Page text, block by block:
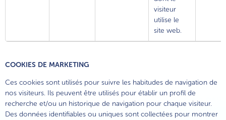
visiteur
utilise le
site web.
COOKIES DE MARKETING
Ces cookies sont utilisés pour suivre les habitudes de navigation de
nos visiteurs. Ils peuvent être utilisés pour établir un profil de
recherche et/ou un historique de navigation pour chaque visiteur.
Des données identifiables ou uniques sont collectées pour montrer